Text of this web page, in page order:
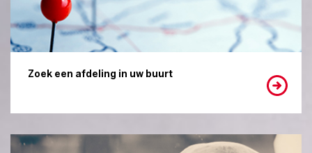
Zoek een afdeling in uw buurt